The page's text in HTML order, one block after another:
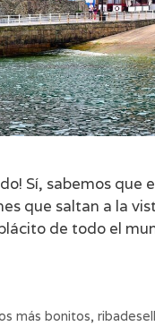
Sí, sabemos
que saltan a la
de todo el
más bonitos,